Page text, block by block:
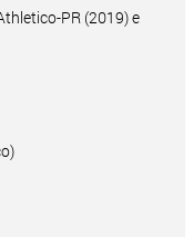
PR (2019) e